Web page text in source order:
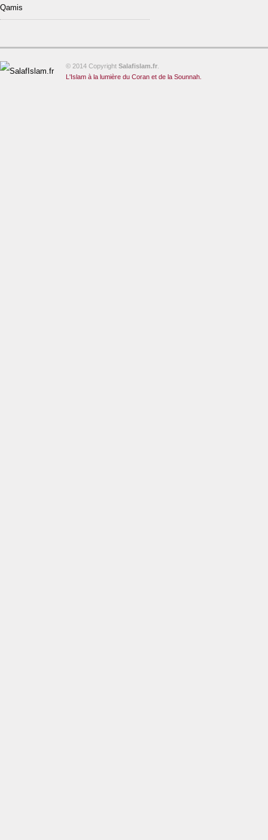
Qamis
© 2014 Copyright Salafislam.fr
L'Islam à la lumière du Coran et de la Sounnah.